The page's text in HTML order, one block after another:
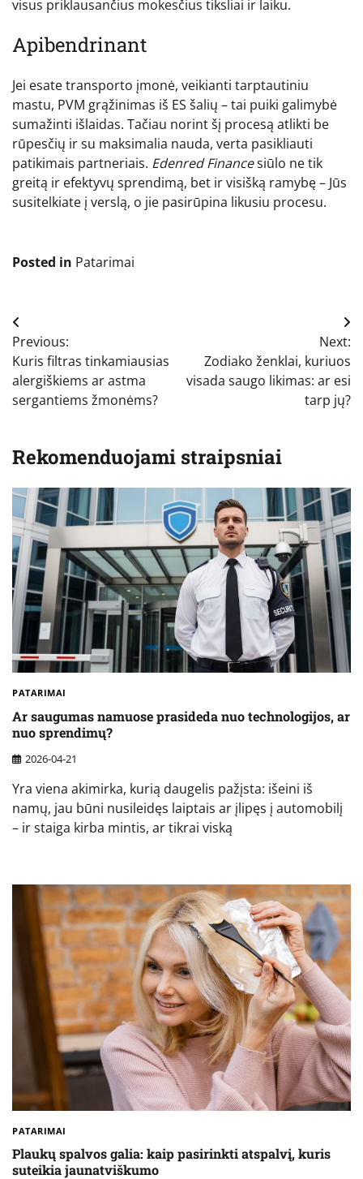
visus priklausančius mokesčius tiksliai ir laiku.
Apibendrinant
Jei esate transporto įmonė, veikianti tarptautiniu
mastu, PVM grąžinimas iš ES šalių – tai puiki galimybė
sumažinti išlaidas. Tačiau norint šį procesą atlikti be
rūpesčių ir su maksimalia nauda, verta pasikliauti
patikimais partneriais. Edenred Financesiūlo ne tik
greitą ir efektyvų sprendimą, bet ir visišką ramybę – Jūs
susitelkiate į verslą, o jie pasirūpina likusiu procesu.
Posted in Patarimai
Navigacija
tarp
įrašų
Previous:
Kuris filtras tinkamiausias
alergiškiems ar astma
sergantiems žmonėms?
Next:
Zodiako ženklai, kuriuos
visada saugo likimas: ar esi
tarp jų?
Rekomenduojami straipsniai
PATARIMAI
Ar saugumas namuose prasideda nuo technologijos, ar
nuo sprendimų?
2026-04-21
Yra viena akimirka, kurią daugelis pažįsta: išeini iš
namų, jau būni nusileidęs laiptais ar įlipęs į automobilį
– ir staiga kirba mintis, ar tikrai viską
PATARIMAI
Plaukų spalvos galia: kaip pasirinkti atspalvį, kuris
suteikia jaunatviškumo